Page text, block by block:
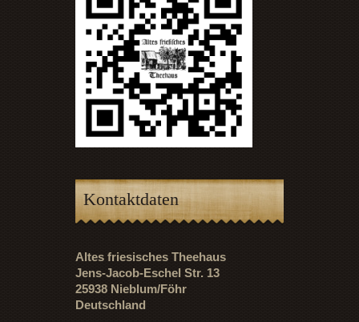
Kontaktdaten
Altes friesisches Theehaus
Jens-Jacob-Eschel Str. 13
25938 Nieblum/Föhr
Deutschland